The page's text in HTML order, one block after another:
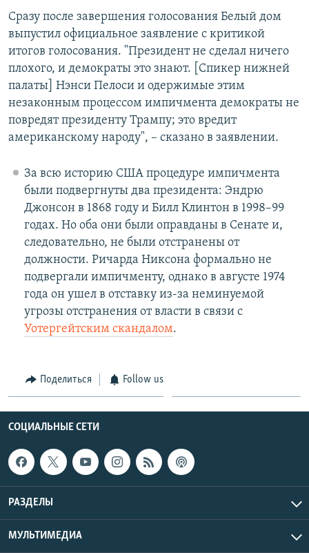
Сразу после завершения голосования Белый дом
выпустил официальное заявление с критикой
итогов голосования. "Президент не сделал ничего
плохого, и демократы это знают. [Спикер нижней
палаты] Нэнси Пелоси и одержимые этим
незаконным процессом импичмента демократы не
повредят президенту Трампу; это вредит
американскому народу", – сказано в заявлении.
За всю историю США процедуре импичмента
были подвергнуты два президента: Эндрю
Джонсон в 1868 году и Билл Клинтон в 1998–99
годах. Но оба они были оправданы в Сенате и,
следовательно, не были отстранены от
должности. Ричарда Никсона формально не
подвергали импичменту, однако в августе 1974
года он ушел в отставку из-за неминуемой
угрозы отстранения от власти в связи с
Уотергейтским скандалом.
Поделиться Follow us
СОЦИАЛЬНЫЕ СЕТИ
РАЗДЕЛЫ
МУЛЬТИМЕДИА